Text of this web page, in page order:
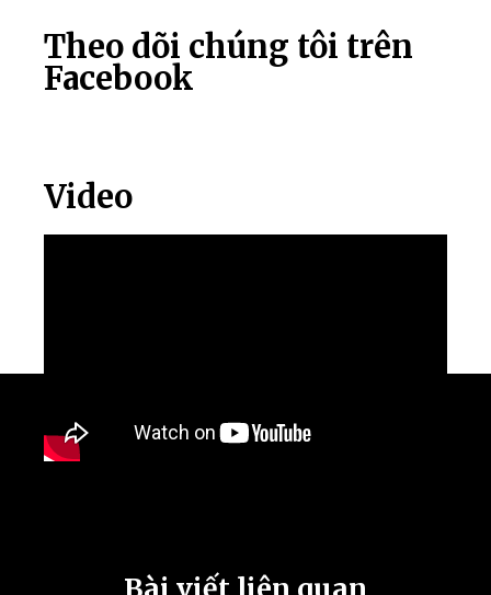
Theo dõi chúng tôi trên
Facebook
Video